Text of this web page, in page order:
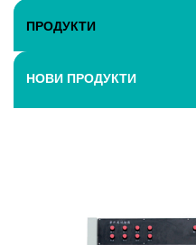
ПРОДУКТИ
НОВИ ПРОДУКТИ